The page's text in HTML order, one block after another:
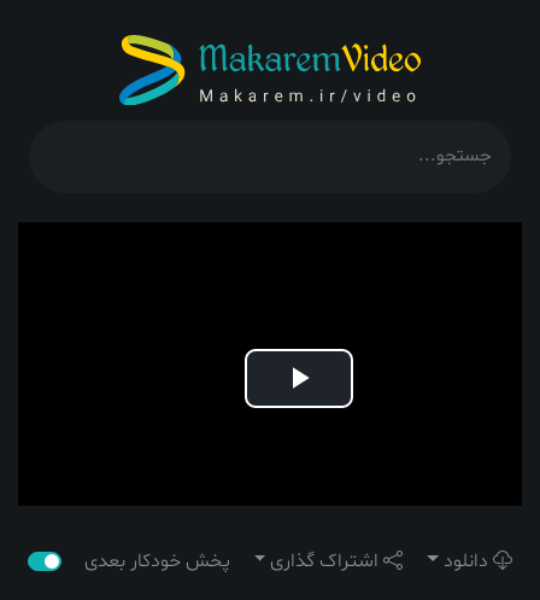
Play
دانلود اشتراک گذاری پخش خودکار بعدی